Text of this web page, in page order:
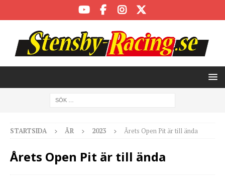
STARTSIDA ÅR 2023 Årets Open Pit är till ända
Årets Open Pit är till ända